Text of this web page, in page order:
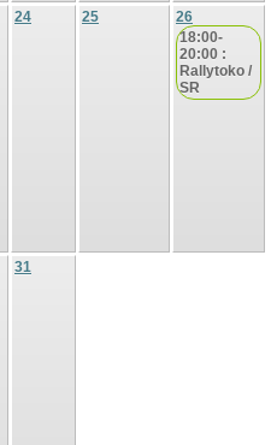
24 25
26
18:00-
20:00 :
Rallytoko /
SR
31